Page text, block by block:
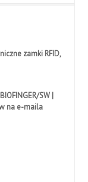
zamki RFID,
SW |
na e-maila